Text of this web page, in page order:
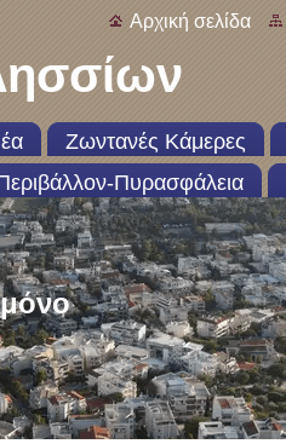
Αρχική σελίδα
Ζωντανές Κάμερες
Πυρασφάλεια
μόνο